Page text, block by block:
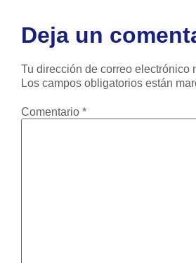
Deja un
Tu dirección de correo electrónico
Los campos obligatorios están
Comentario *